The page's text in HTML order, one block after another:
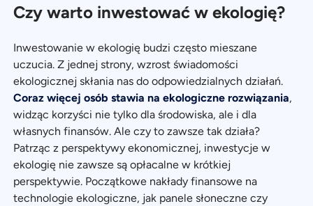
Czy warto inwestować w ekologię?
Inwestowanie w ekologię budzi często mieszane
uczucia. Z jednej strony, wzrost świadomości
ekologicznej skłania nas do odpowiedzialnych działań.
Coraz więcej osób stawia na ekologiczne rozwiązania,
widząc korzyści nie tylko dla środowiska, ale i dla
własnych finansów. Ale czy to zawsze tak działa?
Patrząc z perspektywy ekonomicznej, inwestycje w
ekologię nie zawsze są opłacalne w krótkiej
perspektywie. Początkowe nakłady finansowe na
technologie ekologiczne, jak panele słoneczne czy